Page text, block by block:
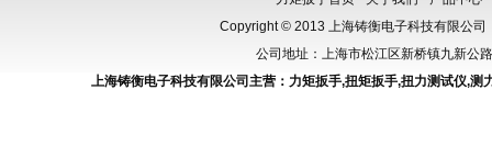
Copyright © 2013 上海铸衡电子科技有限公
公司地址：上海市松江区新桥镇九新
上海铸衡电子科技有限公司主营： 力矩扳手,扭矩扳手,扭力测试仪,测